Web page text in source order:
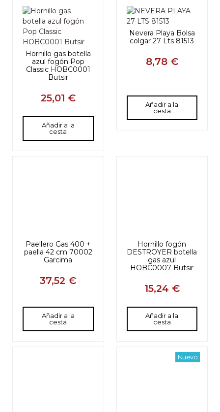
Hornillo gas botella
azul fogón Pop
Classic HOBC0001
Butsir
25,01 €
Añadir a la
cesta
Nevera Playa Bolsa
colgar 27 Lts 81513
8,78 €
Añadir a la
cesta
37,52 €
Añadir a la
cesta
Hornillo fogón
DESTROYER botella
gas azul
HOBC0007 Butsir
15,24 €
Añadir a la
cesta
Nuevo